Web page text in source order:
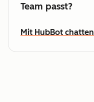
Team passt?
Mit HubBot chatten